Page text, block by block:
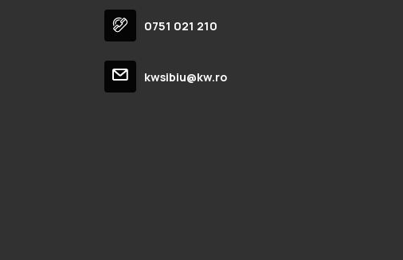
0751 021 210
kwsibiu@kw.ro